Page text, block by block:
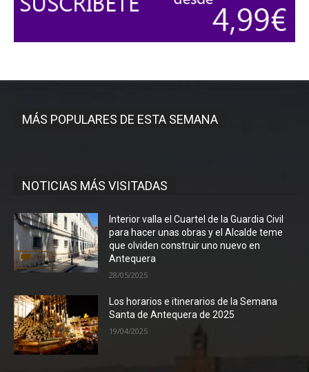
MÁS POPULARES DE ESTA SEMANA
NOTICIAS MÁS VISITADAS
Interior valla el Cuartel de la Guardia Civil
para hacer unas obras y el Alcalde teme
que olviden construir uno nuevo en
Antequera
28/05/2025
Los horarios e itinerarios de la Semana
Santa de Antequera de 2025
19/04/2025